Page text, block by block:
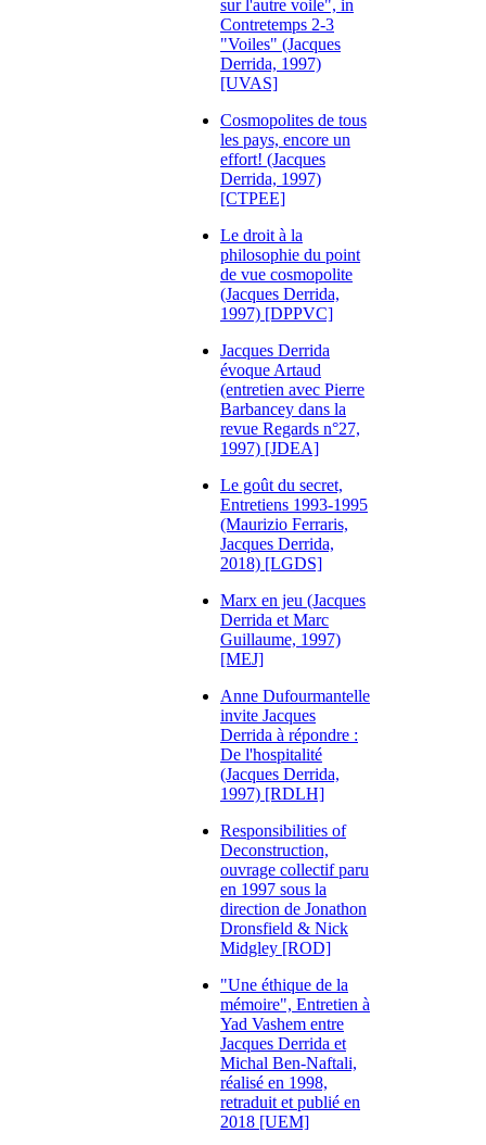
sur l'autre voile", in
Contretemps 2-3
"Voiles" (Jacques
Derrida, 1997)
[UVAS]
Cosmopolites de tous
les pays, encore un
effort! (Jacques
Derrida, 1997)
[CTPEE]
Le droit à la
philosophie du point
de vue cosmopolite
(Jacques Derrida,
1997) [DPPVC]
Jacques Derrida
évoque Artaud
(entretien avec Pierre
Barbancey dans la
revue Regards n°27,
1997) [JDEA]
Le goût du secret,
Entretiens 1993-1995
(Maurizio Ferraris,
Jacques Derrida,
2018) [LGDS]
Marx en jeu (Jacques
Derrida et Marc
Guillaume, 1997)
[MEJ]
Anne Dufourmantelle
invite Jacques
Derrida à répondre :
De l'hospitalité
(Jacques Derrida,
1997) [RDLH]
Responsibilities of
Deconstruction,
ouvrage collectif paru
en 1997 sous la
direction de Jonathon
Dronsfield & Nick
Midgley [ROD]
"Une éthique de la
mémoire", Entretien à
Yad Vashem entre
Jacques Derrida et
Michal Ben-Naftali,
réalisé en 1998,
retraduit et publié en
2018 [UEM]